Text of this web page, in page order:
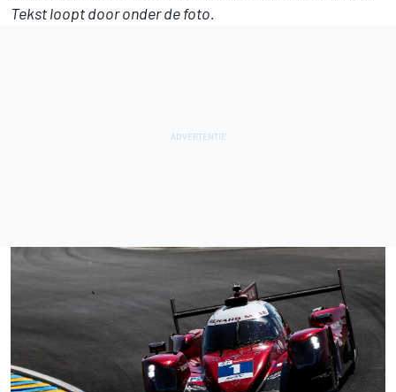
Tekst loopt door onder de foto.